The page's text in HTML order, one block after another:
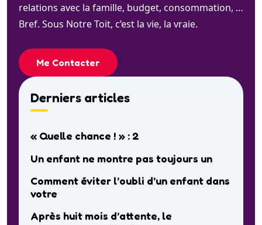
relations avec la famille, budget, consommation, …
Bref. Sous Notre Toit, c’est la vie, la vraie.
Me Contacter
Derniers articles
« Quelle chance ! » : 2
Un enfant ne montre pas toujours un
Comment éviter l’oubli d’un enfant dans
votre
Après huit mois d’attente, le